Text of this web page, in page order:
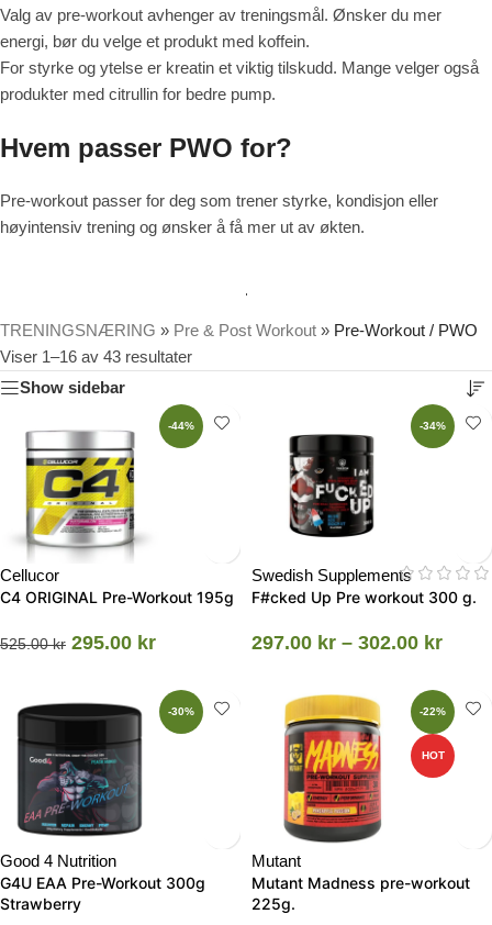
Valg av pre-workout avhenger av treningsmål. Ønsker du mer
energi, bør du velge et produkt med koffein.
For styrke og ytelse er kreatin et viktig tilskudd. Mange velger også
produkter med citrullin for bedre pump.
Hvem passer PWO for?
Pre-workout passer for deg som trener styrke, kondisjon eller
høyintensiv trening og ønsker å få mer ut av økten.
TRENINGSNÆRING » Pre & Post Workout » Pre-Workout / PWO
Viser 1–16 av 43 resultater
Show sidebar
-44%
Cellucor
C4 ORIGINAL Pre-Workout 195g
525.00kr 295.00 kr
-34%
Swedish Supplements
F#cked Up Pre workout 300 g.
297.00 kr – 302.00 kr
-30%
Good 4 Nutrition
G4U EAA Pre-Workout 300g
Strawberry
-22%
HOT
Mutant
Mutant Madness pre-workout
225g.